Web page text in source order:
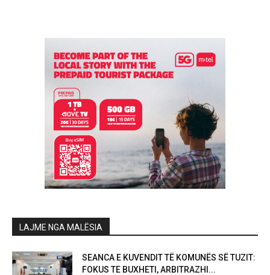
LAJME NGA MALËSIA
SEANCA E KUVENDIT TË KOMUNËS SË TUZIT:
FOKUS TE BUXHETI, ARBITRAZHI...